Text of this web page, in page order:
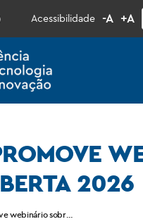
Acessibilidade -A +A
2026
webinário sobre 1º Edital do